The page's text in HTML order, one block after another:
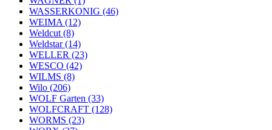
WASSERKONIG (46)
WEIMA (12)
Weldcut (8)
Weldstar(14)
WELLER (23)
WESCO (42)
WILMS (8)
Wilo (206)
WOLF Garten (33)
WOLFCRAFT (128)
WORMS (23)